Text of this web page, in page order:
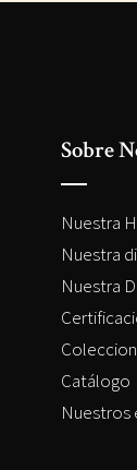
Sobre
Nuestra
Nuestra
Nuestra
Catálogo
Nuestros